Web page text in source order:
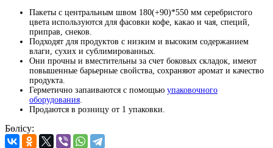
Пакеты с центральным швом 180(+90)*550 мм серебристого
цвета используются для фасовки кофе, какао и чая, специй,
приправ, снеков.
Подходят для продуктов с низким и высоким содержанием
влаги, сухих и сублимированных.
Они прочны и вместительны за счет боковых складок, имеют
повышенные барьерные свойства, сохраняют аромат и качество
продукта.
Герметично запаиваются с помощью упаковочного
оборудования.
Продаются в розницу от 1 упаковки.
Бөлісу: